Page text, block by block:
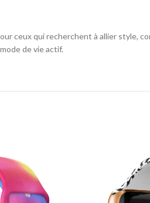
ceux qui recherchent à allier style,
de vie actif.